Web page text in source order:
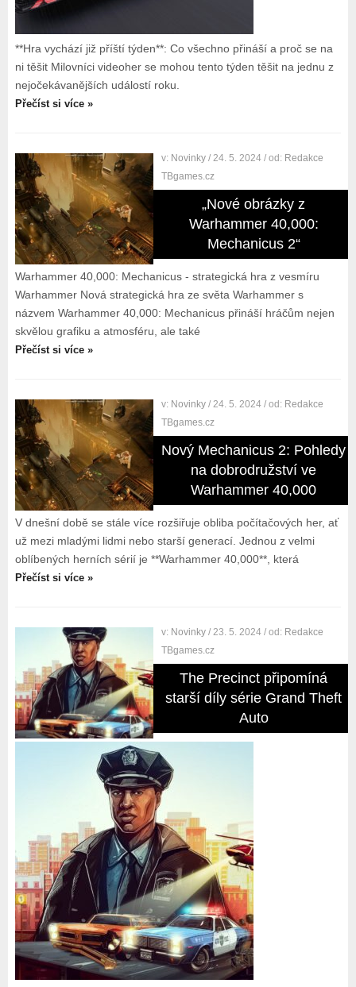
**Hra vychází již příští týden**: Co všechno přináší a proč se na
ni těšit Milovníci videoher se mohou tento týden těšit na jednu z
nejočekávanějších událostí roku.
Přečíst si více »
v: Novinky / 24. 5. 2024 / od: Redakce
TBgames.cz
„Nové obrázky z
Warhammer 40,000:
Mechanicus 2“
Warhammer 40,000: Mechanicus - strategická hra z vesmíru
Warhammer Nová strategická hra ze světa Warhammer s
názvem Warhammer 40,000: Mechanicus přináší hráčům nejen
skvělou grafiku a atmosféru, ale také
Přečíst si více »
v: Novinky / 24. 5. 2024 / od: Redakce
TBgames.cz
Nový Mechanicus 2: Pohledy
na dobrodružství ve
Warhammer 40,000
V dnešní době se stále více rozšiřuje obliba počítačových her, ať
už mezi mladými lidmi nebo starší generací. Jednou z velmi
oblíbených herních sérií je **Warhammer 40,000**, která
Přečíst si více »
v: Novinky / 23. 5. 2024 / od: Redakce
TBgames.cz
The Precinct připomíná
starší díly série Grand Theft
Auto